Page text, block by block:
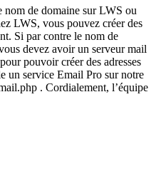
nom de domaine sur LWS ou
LWS, vous pouvez créer des
Si par contre le nom de
devez avoir un serveur mail
pouvoir créer des adresses
un service Email Pro sur notre
. Cordialement, l’équipe